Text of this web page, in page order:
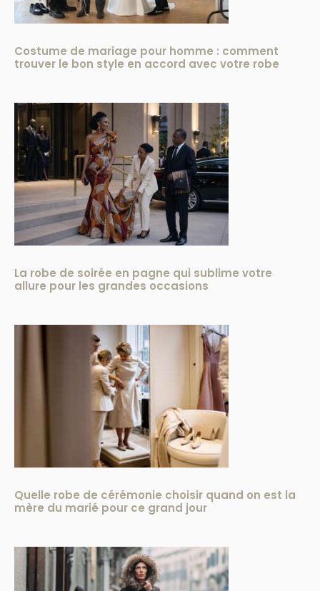
Costume de mariage pour homme : comment
trouver le bon style en accord avec votre robe
La robe de soirée en pagne qui sublime votre
allure pour les grandes occasions
Quelle robe de cérémonie choisir quand on est la
mère du marié pour ce grand jour